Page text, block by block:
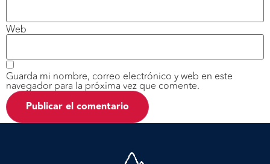
Web
Guarda mi nombre, correo electrónico y web en este
navegador para la próxima vez que comente.